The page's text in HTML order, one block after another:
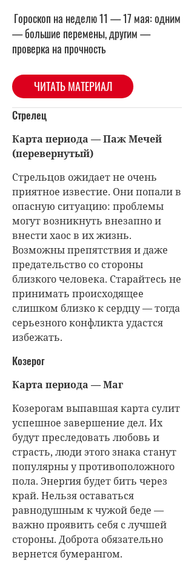
Гороскоп на неделю 11 — 17 мая: одним
— большие перемены, другим —
проверка на прочность
ЧИТАТЬ МАТЕРИАЛ
Стрелец
Карта периода — Паж Мечей
(перевернутый)
Стрельцов ожидает не очень
приятное известие. Они попали в
опасную ситуацию: проблемы
могут возникнуть внезапно и
внести хаос в их жизнь.
Возможны препятствия и даже
предательство со стороны
близкого человека. Старайтесь не
принимать происходящее
слишком близко к сердцу — тогда
серьезного конфликта удастся
избежать.
Козерог
Карта периода — Маг
Козерогам выпавшая карта сулит
успешное завершение дел. Их
будут преследовать любовь и
страсть, люди этого знака станут
популярны у противоположного
пола. Энергия будет бить через
край. Нельзя оставаться
равнодушным к чужой беде —
важно проявить себя с лучшей
стороны. Доброта обязательно
вернется бумерангом.